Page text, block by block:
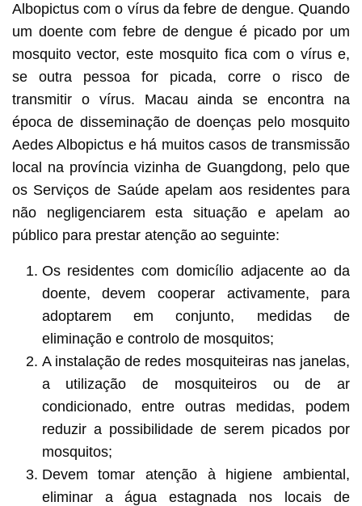
Albopictus com o vírus da febre de dengue. Quando
um doente com febre de dengue é picado por um
mosquito vector, este mosquito fica com o vírus e,
se outra pessoa for picada, corre o risco de
transmitir o vírus. Macau ainda se encontra na
época de disseminação de doenças pelo mosquito
Aedes Albopictus e há muitos casos de transmissão
local na província vizinha de Guangdong, pelo que
os Serviços de Saúde apelam aos residentes para
não negligenciarem esta situação e apelam ao
público para prestar atenção ao seguinte:
Os residentes com domicílio adjacente ao da
doente, devem cooperar activamente, para
adoptarem em conjunto, medidas de
eliminação e controlo de mosquitos;
A instalação de redes mosquiteiras nas janelas,
a utilização de mosquiteiros ou de ar
condicionado, entre outras medidas, podem
reduzir a possibilidade de serem picados por
mosquitos;
Devem tomar atenção à higiene ambiental,
eliminar a água estagnada nos locais de